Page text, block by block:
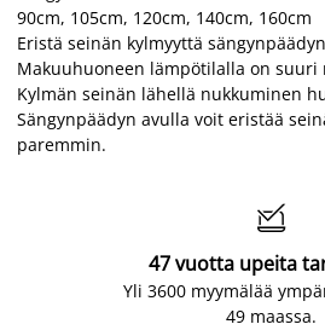
90cm, 105cm, 120cm, 140cm, 160cm
Eristä seinän kylmyyttä
Makuuhuoneen lämpötilalla on
Kylmän seinän lähellä nukkuminen
Sängynpäädyn avulla voit eristää
paremmin.

47 vuotta upeita
Yli 3600 myymälää
49 maassa.